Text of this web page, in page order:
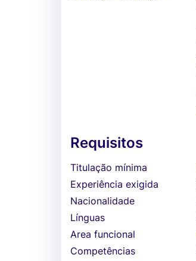
Requisitos
Titulação mínima
Experiência exigida
Nacionalidade
Línguas
Area funcional
Competências